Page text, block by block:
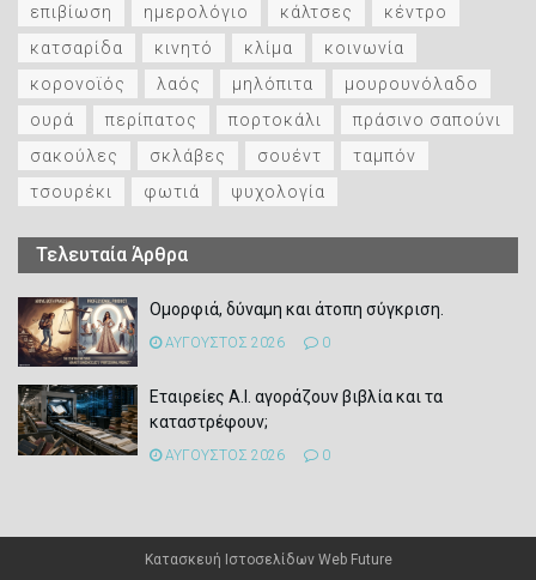
επιβίωση
ημερολόγιο κάλτσες
κέντρο
κατσαρίδα
κινητό κλίμα
κοινωνία
κορονοϊός
λαός μηλόπιτα
μουρουνόλαδο
ουρά
περίπατος πορτοκάλι
πράσινο σαπούνι
σακούλες
σκλάβες σουέντ
ταμπόν
τσουρέκι
φωτιά ψυχολογία
Τελευταία Άρθρα
Ομορφιά, δύναμη και άτοπη σύγκριση.
ΑΥΓΟΥΣΤΟΣ 2026 0
Εταιρείες Α.Ι. αγοράζουν βιβλία και τα
καταστρέφουν;
ΑΥΓΟΥΣΤΟΣ 2026 0
Κατασκευή ΙστοσελίδωνWeb Future